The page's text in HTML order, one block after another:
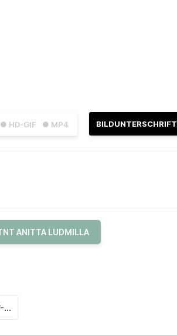
● HD-GIF ● MP4 BILDUNTERSCHRIFT
ANITTA LUDMILLA